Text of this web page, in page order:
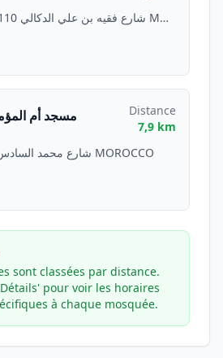
شارع فقيه بن علي الدكالي 11110 سلا-الجديدة MOROCCO
مسجد أم
Distance
7,9 km
شارع محمد السادس 10170 الرباط MOROCCO
sont classées par distance.
pour voir les horaires
à chaque mosquée.